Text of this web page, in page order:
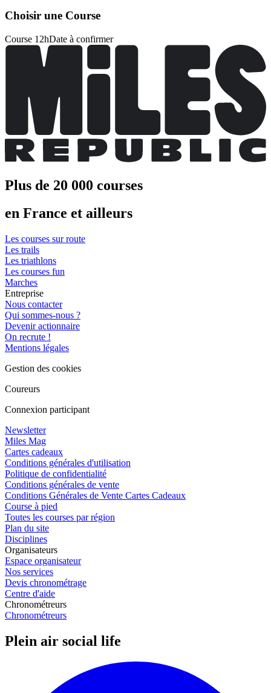
Choisir une Course
Course 12hDate à confirmer
Plus de 20 000 courses
en France et ailleurs
Les courses sur route
Les trails
Les triathlons
Les courses fun
Marches
Entreprise
Nous contacter
Qui sommes-nous ?
Devenir actionnaire
On recrute !
Mentions légales
Gestion des cookies
Coureurs
Connexion participant
Newsletter
Miles Mag
Cartes cadeaux
Conditions générales d'utilisation
Politique de confidentialité
Conditions générales de vente
Conditions Générales de Vente Cartes Cadeaux
Course à pied
Toutes les courses par région
Plan du site
Disciplines
Organisateurs
Espace organisateur
Nos services
Devis chronométrage
Centre d'aide
Chronométreurs
Chronométreurs
Plein air social life